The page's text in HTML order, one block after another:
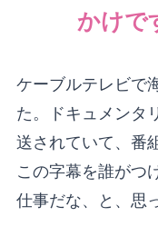
かけで
ケーブルテレビで
た。ドキュメンタ
送されていて、番
この字幕を誰がつ
仕事だな、と、思